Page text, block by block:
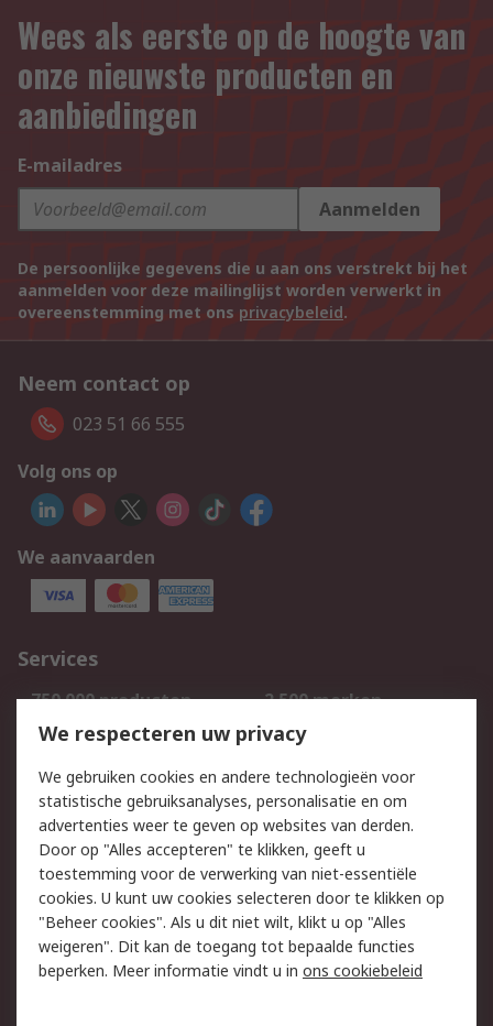
Wees als eerste op de hoogte van
onze nieuwste producten en
aanbiedingen
E-mailadres
Aanmelden
De persoonlijke gegevens die u aan ons verstrekt bij het
aanmelden voor deze mailinglijst worden verwerkt in
overeenstemming met ons privacybeleid.
Neem contact op
023 51 66 555
Volg ons op
We aanvaarden
Services
750.000 producten
2.500 merken
Bestellen
Inkoopoplossingen
Track & Trace
Wettelijk
Cookiebeleid
Email veiligheid
Privacybeleid
Websitevoorwaarden
Algemene
verkoopvoorwaarden
We respecteren uw privacy
We gebruiken cookies en andere technologieën voor
statistische gebruiksanalyses, personalisatie en om
advertenties weer te geven op websites van derden.
Door op "Alles accepteren" te klikken, geeft u
toestemming voor de verwerking van niet-essentiële
cookies. U kunt uw cookies selecteren door te klikken op
"Beheer cookies". Als u dit niet wilt, klikt u op "Alles
weigeren". Dit kan de toegang tot bepaalde functies
beperken. Meer informatie vindt u in ons cookiebeleid